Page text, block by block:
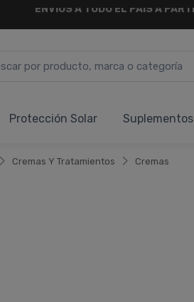
Protección Solar Suplementos
Cremas Y Tratamientos Cremas